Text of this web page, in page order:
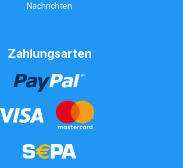
Nachrichten
Zahlungsarten